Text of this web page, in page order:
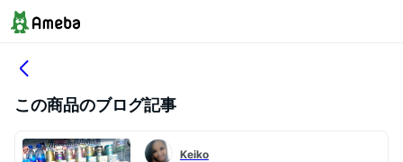
この商品のブログ記事
Keiko